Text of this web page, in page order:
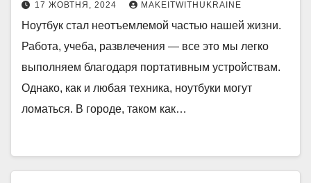
17 ЖОВТНЯ, 2024 MAKEITWITHUKRAINE
Ноутбук стал неотъемлемой частью нашей жизни.
Работа, учеба, развлечения — все это мы легко
выполняем благодаря портативным устройствам.
Однако, как и любая техника, ноутбуки могут
ломаться. В городе, таком как…